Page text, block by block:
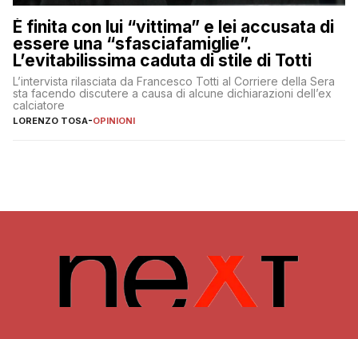
È finita con lui “vittima” e lei accusata di
essere una “sfasciafamiglie”.
L’evitabilissima caduta di stile di Totti
L’intervista rilasciata da Francesco Totti al Corriere della Sera
sta facendo discutere a causa di alcune dichiarazioni dell’ex
calciatore
LORENZO TOSA-OPINIONI